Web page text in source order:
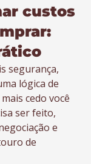
custos
segurança,
lógica de
cedo você
ser feito,
e
de